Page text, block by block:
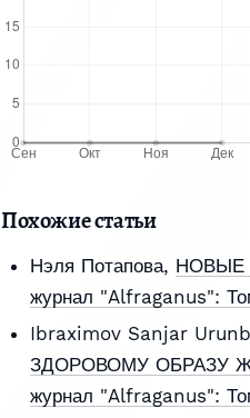
Похожие статьи
Нэля Потапова, НОВЫЕ
журнал "Alfraganus":
Ibraximov Sanjar
ЗДОРОВОМУ ОБРАЗУ
журнал "Alfraganus":